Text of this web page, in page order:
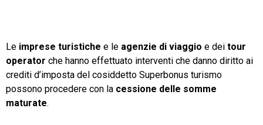
Le imprese turistiche e le agenzie di viaggio e dei tour
operator che hanno effettuato interventi che danno diritto ai
crediti d’imposta del cosiddetto Superbonus turismo
possono procedere con la cessione delle somme
maturate.